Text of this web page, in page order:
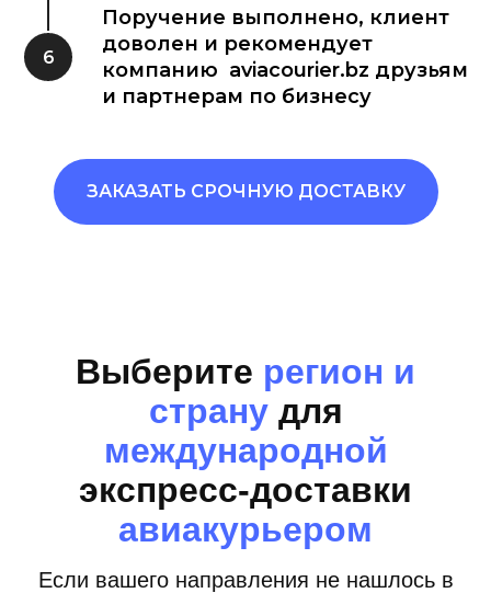
Поручение выполнено, клиент
доволен и рекомендует
компанию aviacourier.bz друзьям
и партнерам по бизнесу
ЗАКАЗАТЬ СРОЧНУЮ ДОСТАВКУ
Выберите регион и
странудля
международной
экспресс-доставки
авиакурьером
Если вашего направления не нашлось в